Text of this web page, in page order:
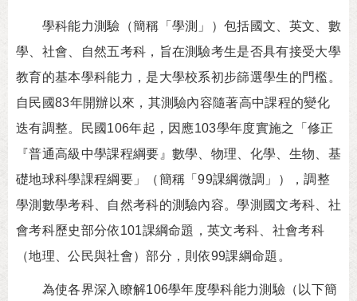
學科能力測驗（簡稱「學測」）包括國文、英文、數
學、社會、自然五考科，旨在測驗考生是否具有接受大學
教育的基本學科能力，是大學校系初步篩選學生的門檻。
自民國83年開辦以來，其測驗內容隨著高中課程的變化
迭有調整。民國106年起，因應103學年度實施之「修正
『普通高級中學課程綱要』數學、物理、化學、生物、基
礎地球科學課程綱要」（簡稱「99課綱微調」），調整
學測數學考科、自然考科的測驗內容。學測國文考科、社
會考科歷史部分依101課綱命題，英文考科、社會考科
（地理、公民與社會）部分，則依99課綱命題。
為使各界深入瞭解106學年度學科能力測驗（以下簡